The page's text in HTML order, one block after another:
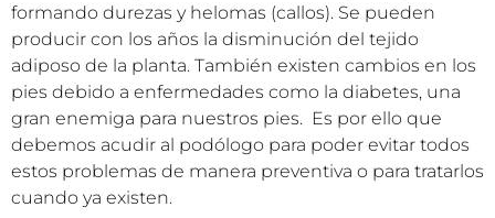
formando durezas y helomas (callos). Se pueden
producir con los años la disminución del tejido
adiposo de la planta. También existen cambios en los
pies debido a enfermedades como la diabetes, una
gran enemiga para nuestros pies. Es por ello que
debemos acudir al podólogo para poder evitar todos
estos problemas de manera preventiva o para tratarlos
cuando ya existen.